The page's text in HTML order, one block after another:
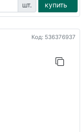
шт. купить
Код: 536376937